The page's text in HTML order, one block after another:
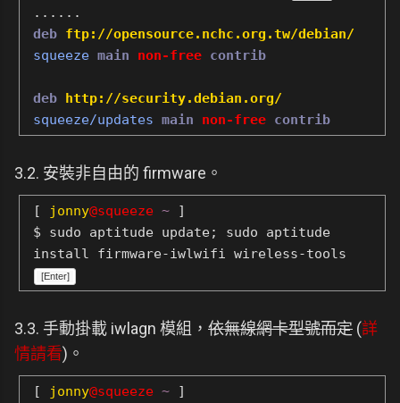
......
deb ftp://opensource.nchc.org.tw/debian/
squeeze main non-free contrib
deb http://security.debian.org/
squeeze/updates main non-free contrib
3.2. 安裝非自由的 firmware。
[ jonny@squeeze ~ ]
$ sudo aptitude update; sudo aptitude
install firmware-iwlwifi wireless-tools
[Enter]
3.3. 手動掛載 iwlagn 模組， 依無線網卡型號而定 (詳
情請看)。
[ jonny@squeeze ~ ]